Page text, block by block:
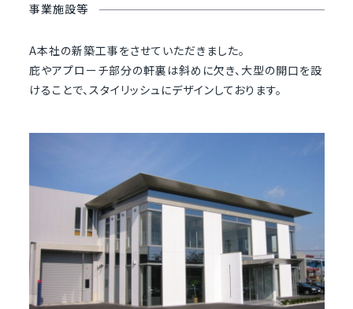
事業施設等
A本社の新築工事をさせていただきました。
庇やアプローチ部分の軒裏は斜めに欠き、大型の開口を設
けることで、スタイリッシュにデザインしております。